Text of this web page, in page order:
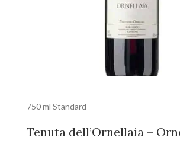
750 ml Standard
Tenuta dell’Ornellaia –